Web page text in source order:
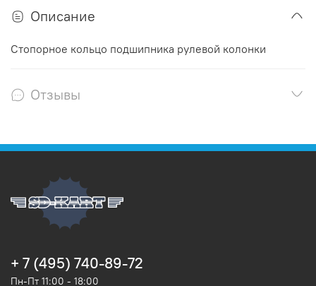
Описание
Стопорное кольцо подшипника рулевой колонки
Отзывы
+ 7 (495) 740-89-72
Пн-Пт 11:00 - 18:00